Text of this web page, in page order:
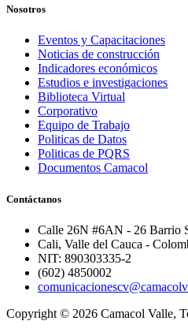
Nosotros
Eventos y Capacitaciones
Noticias de construcción
Indicadores económicos
Estudios e investigaciones
Biblioteca Virtual
Corporativo
Equipo de Trabajo
Politicas de Datos
Politicas de PQRS
Documentos Camacol
Contáctanos
Calle 26N #6AN - 26 Barrio
Cali, Valle del Cauca -
NIT: 890303335-2
(602) 4850002
Copyright © 2026 Camacol Valle,